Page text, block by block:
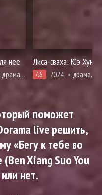
нее
драма, романтика, про призраков, демонов и сверхъестественное
Лиса-сваха: Юэ Хун
7.6 2024 драма, единоборства, романтика, фэнтези
поможет
live решить,
«Бегу к тебе во
Xiang Suo You
нет.